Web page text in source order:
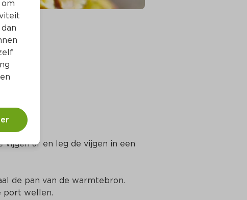
vijgen af en leg de vijgen in een
de pan van de warmtebron.
port wellen.
en